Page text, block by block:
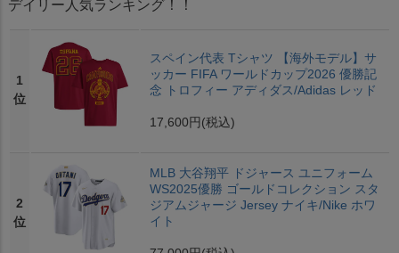
デイリー人気ランキング！！
1
位
スペイン代表 Tシャツ 【海外モデル】サ
ッカー FIFA ワールドカップ2026 優勝記
念 トロフィー アディダス/Adidas レッド
17,600円 (税込)
2
位
MLB 大谷翔平 ドジャース ユニフォーム
WS2025優勝 ゴールドコレクション スタ
ジアムジャージ Jersey ナイキ/Nike ホワ
イト